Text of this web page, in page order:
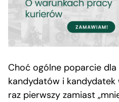
Choć ogólne poparcie
kandydatów i kandydatek
raz pierwszy zamiast